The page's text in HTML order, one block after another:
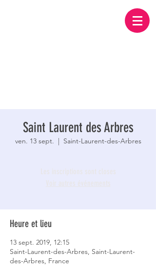
Saint Laurent des Arbres
ven. 13 sept.
  |
Saint-Laurent-des-Arbres
Heure et lieu
13 sept. 2019, 12:15
Saint-Laurent-des-Arbres, Saint-Laurent-
des-Arbres, France